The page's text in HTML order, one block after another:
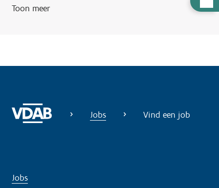
u
o
Toon meer
Jobs Vind een job
Jobs